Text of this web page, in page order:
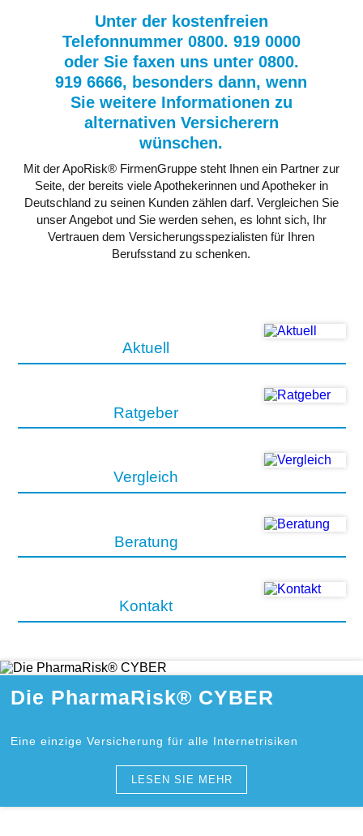
Unter der kostenfreien
Telefonnummer 0800. 919 0000
oder Sie faxen uns unter 0800.
919 6666, besonders dann, wenn
Sie weitere Informationen zu
alternativen Versicherern
wünschen.
Mit der ApoRisk® FirmenGruppe steht Ihnen ein Partner zur
Seite, der bereits viele Apothekerinnen und Apotheker in
Deutschland zu seinen Kunden zählen darf. Vergleichen Sie
unser Angebot und Sie werden sehen, es lohnt sich, Ihr
Vertrauen dem Versicherungsspezialisten für Ihren
Berufsstand zu schenken.
Aktuell
Ratgeber
Vergleich
Beratung
Kontakt
Die PharmaRisk® CYBER
Eine einzige Versicherung für alle Internetrisiken
LESEN SIE MEHR